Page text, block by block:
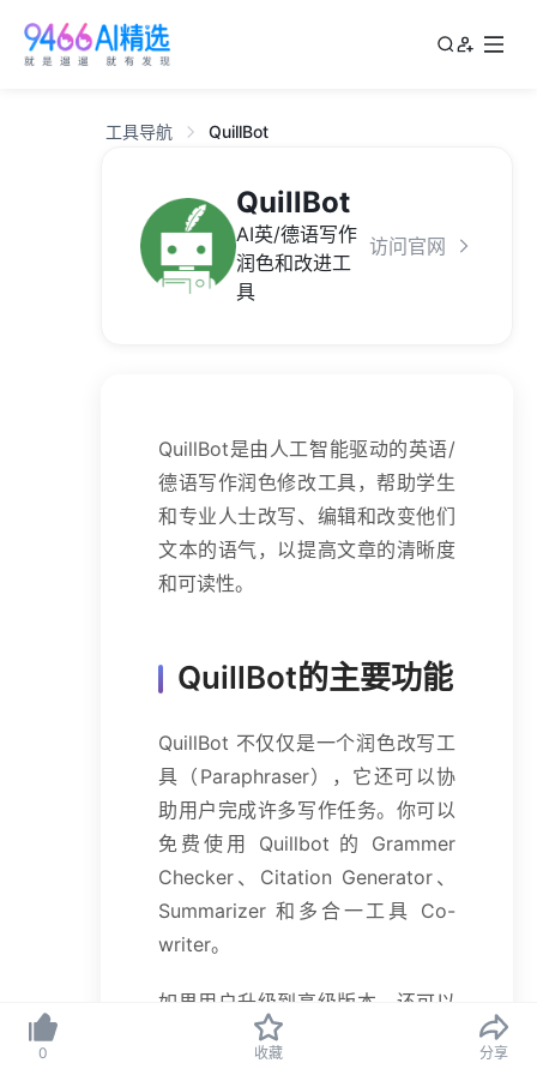
0 收藏 分享
工具导航 QuillBot
QuillBot
AI英/德语写作
润色和改进工
具
访问官网
QuillBot是由人工智能驱动的英语/
德语写作润色修改工具，帮助学生
和专业人士改写、编辑和改变他们
文本的语气，以提高文章的清晰度
和可读性。
QuillBot的主要功能
QuillBot 不仅仅是一个润色改写工
具（Paraphraser），它还可以协
助用户完成许多写作任务。你可以
免费使用 Quillbot 的 Grammer
Checker、Citation Generator、
Summarizer 和多合一工具 Co-
writer。
如果用户升级到高级版本，还可以
访问 Quillbot 的抄袭检查器